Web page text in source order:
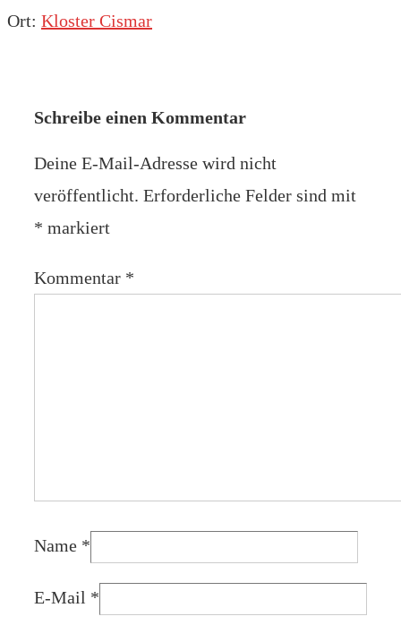
Ort: Kloster Cismar
Schreibe einen Kommentar
Deine E-Mail-Adresse wird nicht
veröffentlicht. Erforderliche Felder sind mit
* markiert
Kommentar *
Name *
E-Mail *